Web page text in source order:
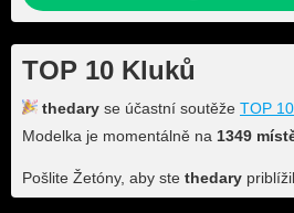
TOP 10 Kluků
thedary se účastní soutěže TOP
Modelka je momentálně na 1349
Pošlite Žetóny, aby ste thedary